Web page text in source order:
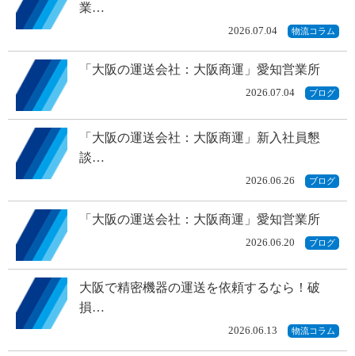
業…
2026.07.04 物流コラム
「大阪の運送会社：大阪商運」愛知営業所
2026.07.04 ブログ
「大阪の運送会社：大阪商運」新入社員懇
談…
2026.06.26 ブログ
「大阪の運送会社：大阪商運」愛知営業所
2026.06.20 ブログ
大阪で精密機器の運送を依頼するなら！破
損…
2026.06.13 物流コラム